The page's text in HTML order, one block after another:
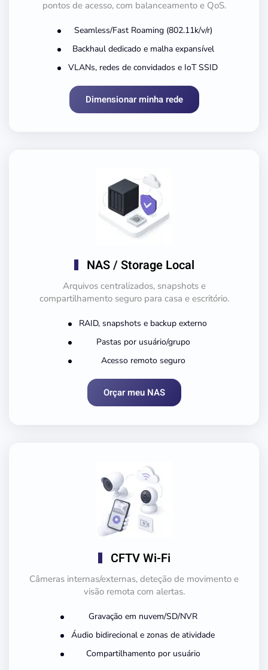
pontos de acesso, com balanceamento e QoS.
Seamless/Fast Roaming (802.11k/v/r)
Backhaul dedicado e malha expansível
VLANs, redes de convidados e IoT SSID
Dimensionar minha rede
NAS / Storage Local
Arquivos centralizados, snapshots e
compartilhamento seguro para casa e escritório.
RAID, snapshots e backup externo
Pastas por usuário/grupo
Acesso remoto seguro
Orçar meu NAS
CFTV Wi-Fi
Câmeras internas/externas, deteção de movimento e
visão remota com alertas.
Gravação em nuvem/SD/NVR
Áudio bidirecional e zonas de atividade
Compartilhamento por usuário